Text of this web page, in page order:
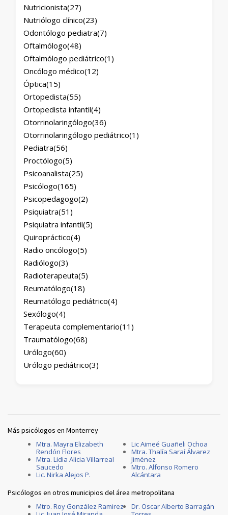
Nutricionista(27)
Nutriólogo clínico(23)
Odontólogo pediatra(7)
Oftalmólogo(48)
Oftalmólogo pediátrico(1)
Oncólogo médico(12)
Óptica(15)
Ortopedista(55)
Ortopedista infantil(4)
Otorrinolaringólogo(36)
Otorrinolaringólogo pediátrico(1)
Pediatra(56)
Proctólogo(5)
Psicoanalista(25)
Psicólogo(165)
Psicopedagogo(2)
Psiquiatra(51)
Psiquiatra infantil(5)
Quiropráctico(4)
Radio oncólogo(5)
Radiólogo(3)
Radioterapeuta(5)
Reumatólogo(18)
Reumatólogo pediátrico(4)
Sexólogo(4)
Terapeuta complementario(11)
Traumatólogo(68)
Urólogo(60)
Urólogo pediátrico(3)
Más psicólogos en Monterrey
Mtra. Mayra Elizabeth
Rendón Flores
Mtra. Lidia Alicia Villarreal
Saucedo
Lic. Nirka Alejos P.
Lic Aimeé Guañeli Ochoa
Mtra. Thalía Saraí Álvarez
Jiménez
Mtro. Alfonso Romero
Alcántara
Psicólogos en otros municipios del área metropolitana
Mtro. Roy González Ramirez
Dr. Oscar Alberto Barragán